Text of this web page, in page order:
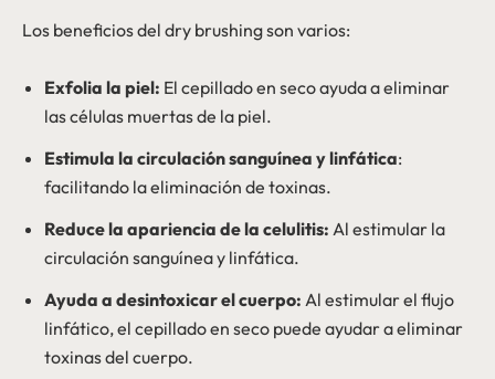
Los beneficios del dry brushing son varios:
Exfolia la piel: El cepillado en seco ayuda a eliminar
las células muertas de la piel.
Estimula la circulación sanguínea y linfática:
facilitando la eliminación de toxinas.
Reduce la apariencia de la celulitis: Al estimular la
circulación sanguínea y linfática.
Ayuda a desintoxicar el cuerpo: Al estimular el flujo
linfático, el cepillado en seco puede ayudar a eliminar
toxinas del cuerpo.